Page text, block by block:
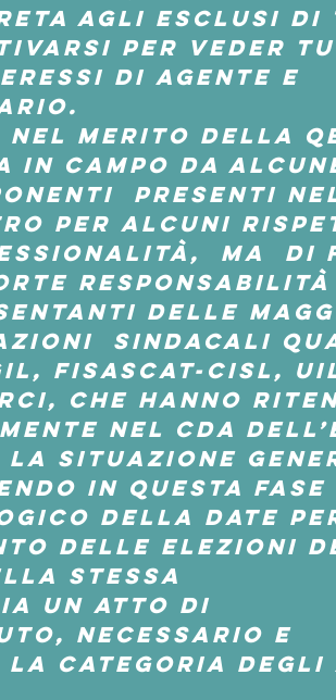
agli esclusi di
per veder
di agente e
nel merito della
in campo da
presenti
per alcuni
ma
responsabilità
delle
sindacali
FISASCAT-CISL,
che hanno
nel Cda
la situazione
in questa fase
della date
delle elezioni
stessa
un atto di
necessario e
categoria degli